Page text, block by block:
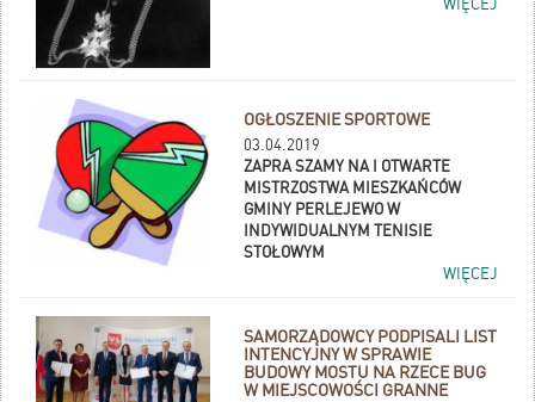
WIĘCEJ
OGŁOSZENIE SPORTOWE
03.04.2019
ZAPRA SZAMY NA I OTWARTE
MISTRZOSTWA MIESZKAŃCÓW
GMINY PERLEJEWO W
INDYWIDUALNYM TENISIE
STOŁOWYM
WIĘCEJ
SAMORZĄDOWCY PODPISALI LIST
INTENCYJNY W SPRAWIE
BUDOWY MOSTU NA RZECE BUG
W MIEJSCOWOŚCI GRANNE